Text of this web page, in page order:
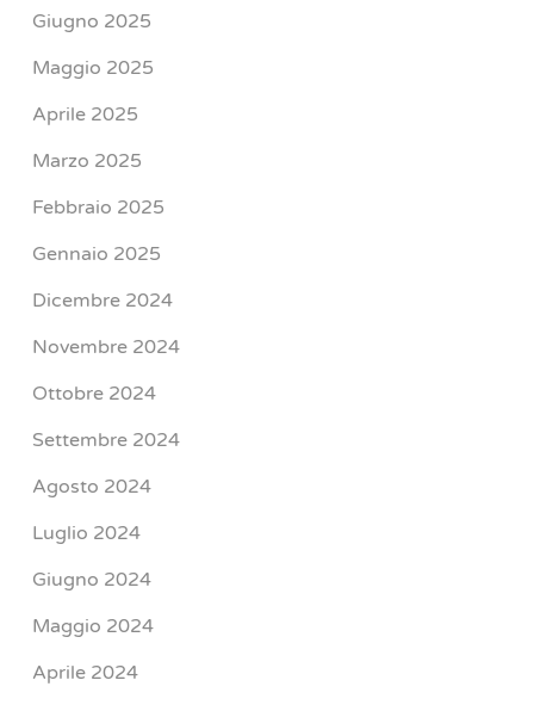
Giugno 2025
Maggio 2025
Aprile 2025
Marzo 2025
Febbraio 2025
Gennaio 2025
Dicembre 2024
Novembre 2024
Ottobre 2024
Settembre 2024
Agosto 2024
Luglio 2024
Giugno 2024
Maggio 2024
Aprile 2024